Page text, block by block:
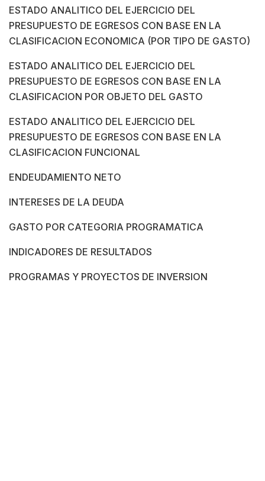
ESTADO ANALITICO DEL EJERCICIO DEL
PRESUPUESTO DE EGRESOS CON BASE EN LA
CLASIFICACION ECONOMICA (POR TIPO DE GASTO)
ESTADO ANALITICO DEL EJERCICIO DEL
PRESUPUESTO DE EGRESOS CON BASE EN LA
CLASIFICACION POR OBJETO DEL GASTO
ESTADO ANALITICO DEL EJERCICIO DEL
PRESUPUESTO DE EGRESOS CON BASE EN LA
CLASIFICACION FUNCIONAL
ENDEUDAMIENTO NETO
INTERESES DE LA DEUDA
GASTO POR CATEGORIA PROGRAMATICA
INDICADORES DE RESULTADOS
PROGRAMAS Y PROYECTOS DE INVERSION